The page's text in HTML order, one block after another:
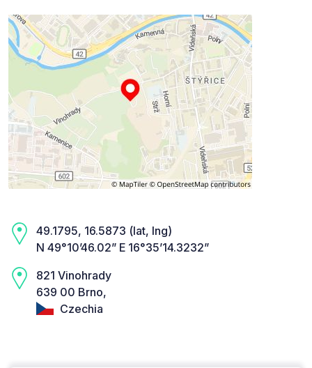
49.1795, 16.5873 (lat, lng)
N 49°10’46.02” E 16°35’14.3232”
821 Vinohrady
639 00 Brno,
Czechia